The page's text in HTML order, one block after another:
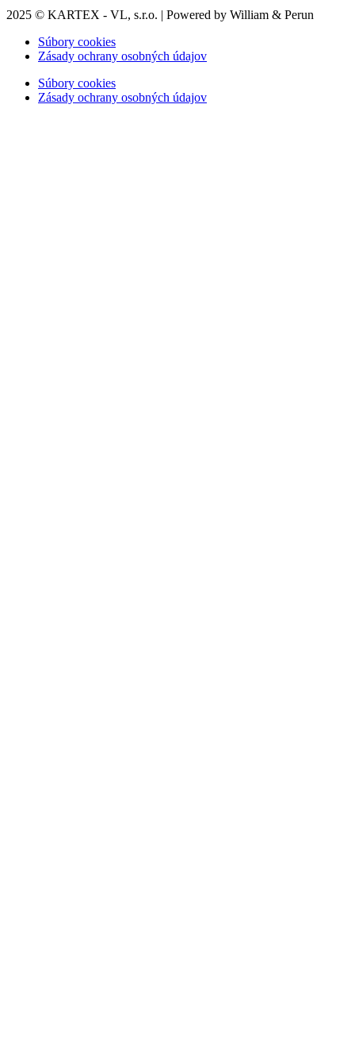
2025 © KARTEX - VL, s.r.o. | Powered by William & Perun
Súbory cookies
Zásady ochrany osobných údajov
Súbory cookies
Zásady ochrany osobných údajov